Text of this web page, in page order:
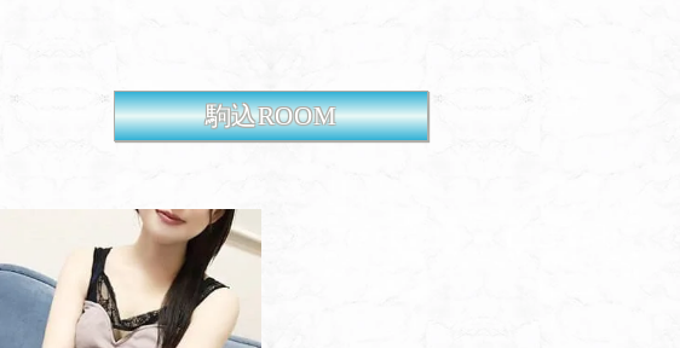
駒込ROOM